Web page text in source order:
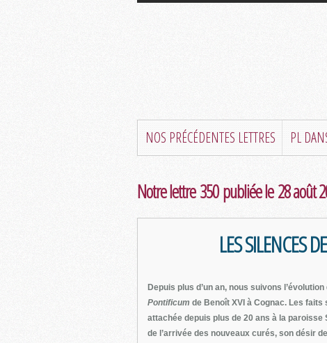
NOS PRÉCÉDENTES LETTRES PL
Notre lettre 350 publiée le 28 août
LES SILENCES
Depuis plus d’un an, nous suivons
Pontificum de Benoît XVI à Cognac. Les
attachée depuis plus de 20 ans à la paroisse
de l’arrivée des nouveaux curés, son désir